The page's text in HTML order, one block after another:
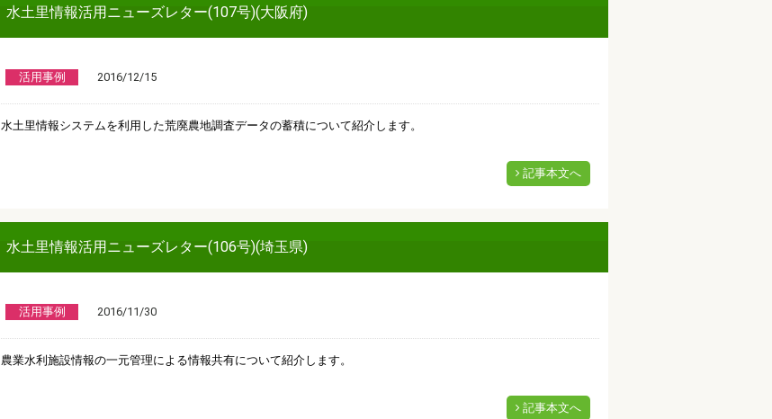
水土里情報活用ニューズレター(107号)(大阪府)
活用事例 2016/12/15
水土里情報システムを利用した荒廃農地調査データの蓄積について紹介します。
記事本文へ
水土里情報活用ニューズレター(106号)(埼玉県)
活用事例 2016/11/30
農業水利施設情報の一元管理による情報共有について紹介します。
記事本文へ